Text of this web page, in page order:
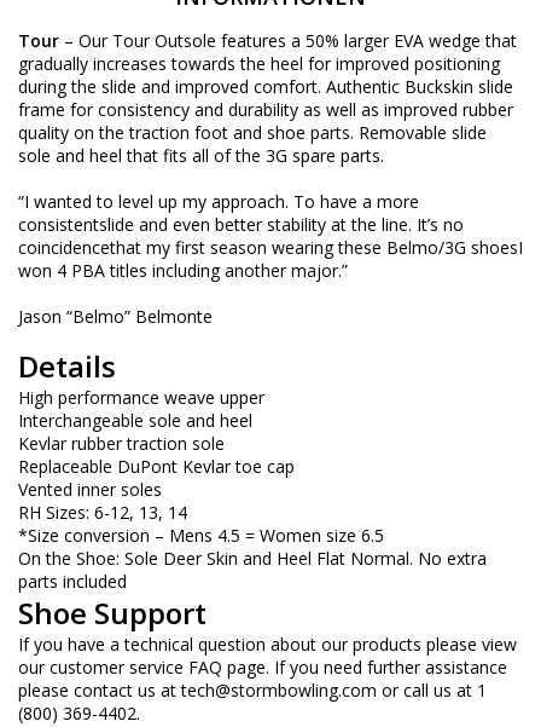
Tour – Our Tour Outsole features a 50% larger EVA wedge that
gradually increases towards the heel for improved positioning
during the slide and improved comfort. Authentic Buckskin slide
frame for consistency and durability as well as improved rubber
quality on the traction foot and shoe parts. Removable slide
sole and heel that fits all of the 3G spare parts.
“I wanted to level up my approach. To have a more
consistentslide and even better stability at the line. It’s no
coincidencethat my first season wearing these Belmo/3G shoesI
won 4 PBA titles including another major.”
Jason “Belmo” Belmonte
Details
High performance weave upper
Interchangeable sole and heel
Kevlar rubber traction sole
Replaceable DuPont Kevlar toe cap
Vented inner soles
RH Sizes: 6-12, 13, 14
*Size conversion – Mens 4.5 = Women size 6.5
On the Shoe: Sole Deer Skin and Heel Flat Normal. No extra
parts included
Shoe Support
If you have a technical question about our products please view
our customer service FAQ page. If you need further assistance
please contact us at tech@stormbowling.com or call us at 1
(800) 369-4402.